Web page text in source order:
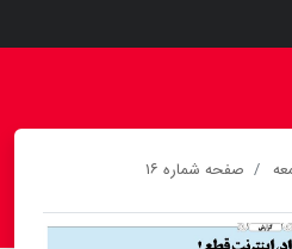
صفحه شماره ۱۶